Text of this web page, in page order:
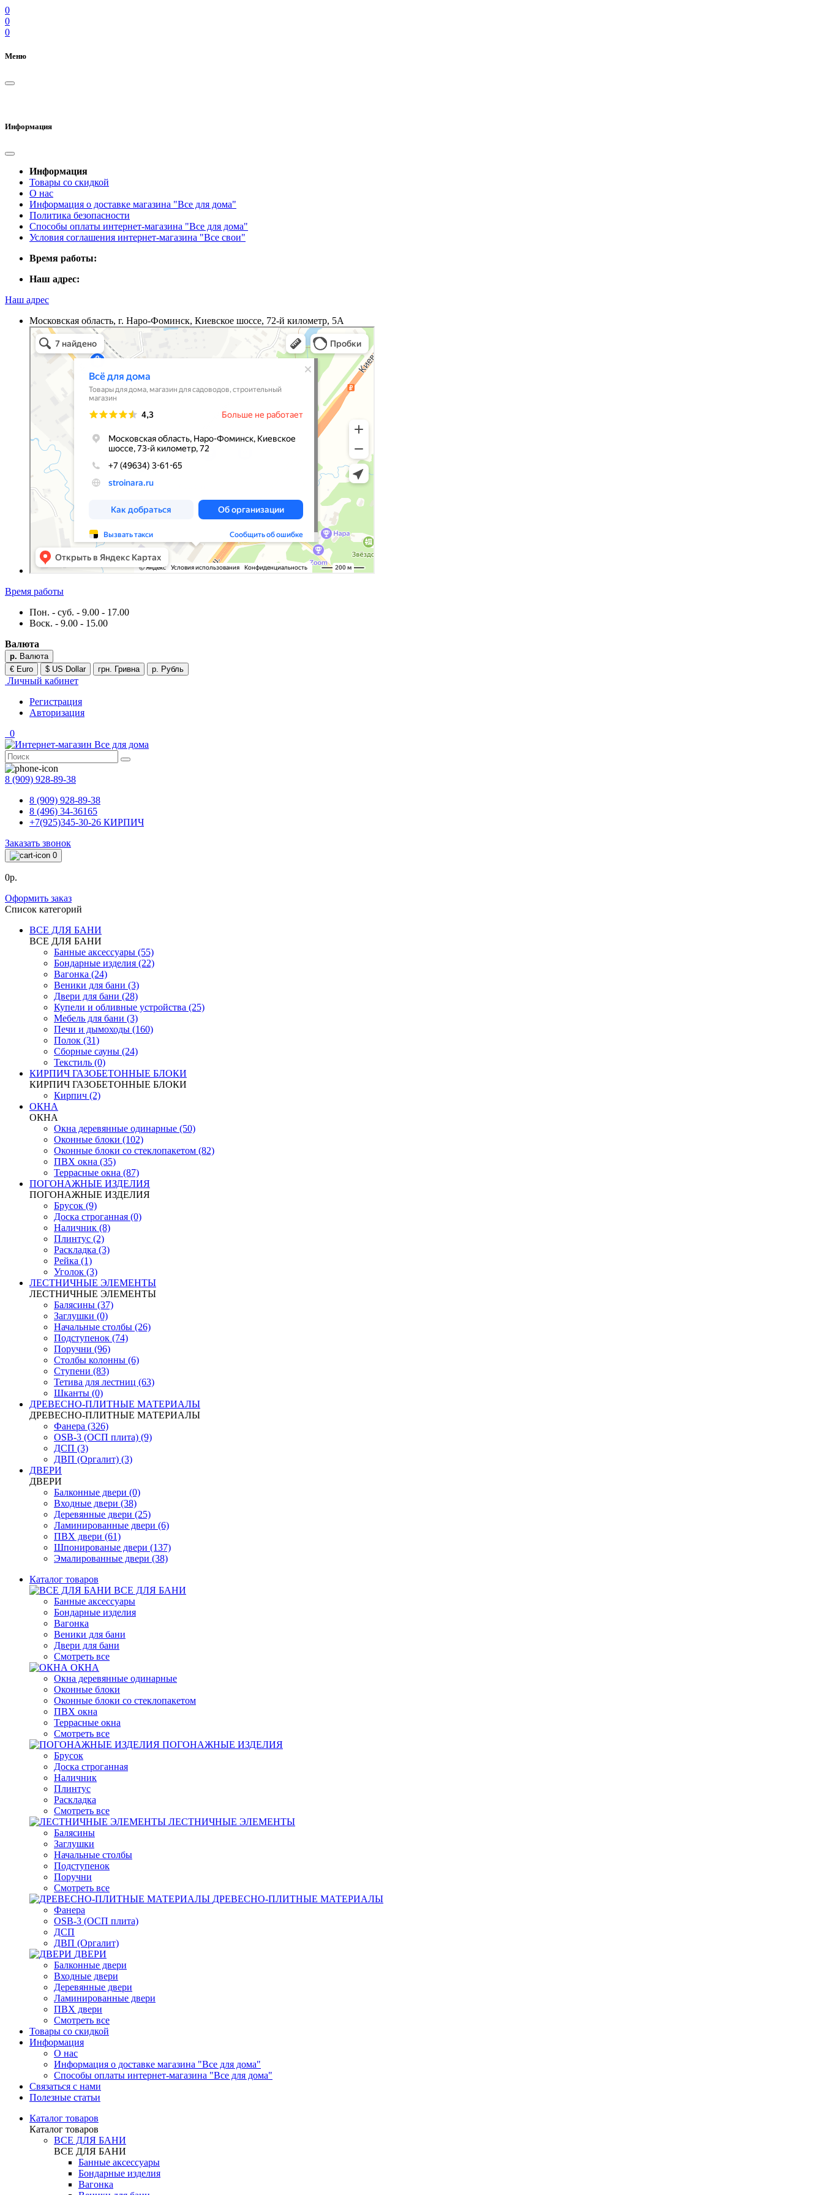
0
0
0
Меню
Информация
Информация
Товары со скидкой
О нас
Информация о доставке магазина "Все для дома"
Политика безопасности
Способы оплаты интернет-магазина "Все для дома"
Условия соглашения интернет-магазина "Все свои"
Время работы:
Наш адрес:
Наш адрес
Московская область, г. Наро-Фоминск, Киевское шоссе, 72-й километр, 5А
Время работы
Пон. - суб. - 9.00 - 17.00
Воск. - 9.00 - 15.00
Валюта
р. Валюта
€ Euro
$ US Dollar грн. Гривна р. Рубль
Личный кабинет
Регистрация
Авторизация
0
8 (909) 928-89-38
8 (909) 928-89-38
8 (496) 34-36165
+7(925)345-30-26 КИРПИЧ
Заказать звонок
0
0р.
Оформить заказ
Список категорий
ВСЕ ДЛЯ БАНИ
ВСЕ ДЛЯ БАНИ
Банные аксессуары (55)
Бондарные изделия (22)
Вагонка (24)
Веники для бани (3)
Двери для бани (28)
Купели и обливные устройства (25)
Мебель для бани (3)
Печи и дымоходы (160)
Полок (31)
Сборные сауны (24)
Текстиль (0)
КИРПИЧ ГАЗОБЕТОННЫЕ БЛОКИ
КИРПИЧ ГАЗОБЕТОННЫЕ БЛОКИ
Кирпич (2)
ОКНА
ОКНА
Окна деревянные одинарные (50)
Оконные блоки (102)
Оконные блоки со стеклопакетом (82)
ПВХ окна (35)
Террасные окна (87)
ПОГОНАЖНЫЕ ИЗДЕЛИЯ
ПОГОНАЖНЫЕ ИЗДЕЛИЯ
Брусок (9)
Доска строганная (0)
Наличник (8)
Плинтус (2)
Раскладка (3)
Рейка (1)
Уголок (3)
ЛЕСТНИЧНЫЕ ЭЛЕМЕНТЫ
ЛЕСТНИЧНЫЕ ЭЛЕМЕНТЫ
Балясины (37)
Заглушки (0)
Начальные столбы (26)
Подступенок (74)
Поручни (96)
Столбы колонны (6)
Ступени (83)
Тетива для лестниц (63)
Шканты (0)
ДРЕВЕСНО-ПЛИТНЫЕ МАТЕРИАЛЫ
ДРЕВЕСНО-ПЛИТНЫЕ МАТЕРИАЛЫ
Фанера (326)
OSB-3 (ОСП плита) (9)
ДСП (3)
ДВП (Оргалит) (3)
ДВЕРИ
ДВЕРИ
Балконные двери (0)
Входные двери (38)
Деревянные двери (25)
Ламинированные двери (6)
ПВХ двери (61)
Шпонированые двери (137)
Эмалированные двери (38)
Каталог товаров
ВСЕ ДЛЯ БАНИ
Банные аксессуары
Бондарные изделия
Вагонка
Веники для бани
Двери для бани
Смотреть все
ОКНА
Окна деревянные одинарные
Оконные блоки
Оконные блоки со стеклопакетом
ПВХ окна
Террасные окна
Смотреть все
ПОГОНАЖНЫЕ ИЗДЕЛИЯ
Брусок
Доска строганная
Наличник
Плинтус
Раскладка
Смотреть все
ЛЕСТНИЧНЫЕ ЭЛЕМЕНТЫ
Балясины
Заглушки
Начальные столбы
Подступенок
Поручни
Смотреть все
ДРЕВЕСНО-ПЛИТНЫЕ МАТЕРИАЛЫ
Фанера
OSB-3 (ОСП плита)
ДСП
ДВП (Оргалит)
ДВЕРИ
Балконные двери
Входные двери
Деревянные двери
Ламинированные двери
ПВХ двери
Смотреть все
Товары со скидкой
Информация
О нас
Информация о доставке магазина "Все для дома"
Способы оплаты интернет-магазина "Все для дома"
Связаться с нами
Полезные статьи
Каталог товаров
Каталог товаров
ВСЕ ДЛЯ БАНИ
ВСЕ ДЛЯ БАНИ
Банные аксессуары
Бондарные изделия
Вагонка